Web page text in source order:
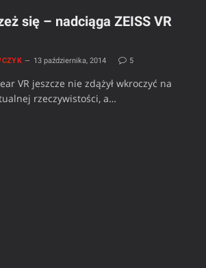
się – nadciąga ZEISS VR
13 października, 2014 5
VR jeszcze nie zdążył wkroczyć na
rzeczywistości, a…